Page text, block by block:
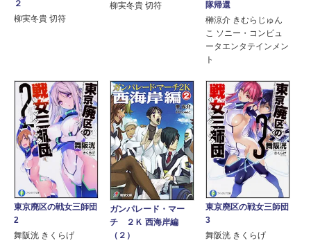
２
柳実冬貴 切符
柳実冬貴 切符
隊帰還
榊涼介 きむらじゅん
こ ソニー・コンピュ
ータエンタテインメン
ト
東京廃区の戦女三師団
2
舞阪洸 きくらげ
ガンパレード・マー
チ ２Ｋ 西海岸編
（２）
東京廃区の戦女三師団
3
舞阪洸 きくらげ